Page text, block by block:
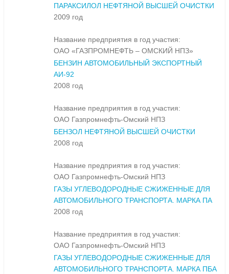
ПАРАКСИЛОЛ НЕФТЯНОЙ ВЫСШЕЙ ОЧИСТКИ
2009 год
Название предприятия в год участия:
ОАО «ГАЗПРОМНЕФТЬ – ОМСКИЙ НПЗ»
БЕНЗИН АВТОМОБИЛЬНЫЙ ЭКСПОРТНЫЙ
АИ-92
2008 год
Название предприятия в год участия:
ОАО Газпромнефть-Омский НПЗ
БЕНЗОЛ НЕФТЯНОЙ ВЫСШЕЙ ОЧИСТКИ
2008 год
Название предприятия в год участия:
ОАО Газпромнефть-Омский НПЗ
ГАЗЫ УГЛЕВОДОРОДНЫЕ СЖИЖЕННЫЕ ДЛЯ
АВТОМОБИЛЬНОГО ТРАНСПОРТА. МАРКА ПА
2008 год
Название предприятия в год участия:
ОАО Газпромнефть-Омский НПЗ
ГАЗЫ УГЛЕВОДОРОДНЫЕ СЖИЖЕННЫЕ ДЛЯ
АВТОМОБИЛЬНОГО ТРАНСПОРТА. МАРКА ПБА